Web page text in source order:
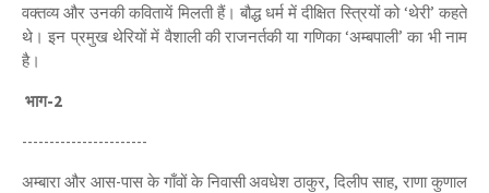
वक्तव्य और उनकी कवितायें मिलती हैं। बौद्ध धर्म में दीक्षित स्त्रियों को ‘थेरी’ कहते
थे। इन प्रमुख थेरियों में वैशाली की राजनर्तकी या गणिका ‘अम्बपाली’ का भी नाम
है।
भाग-2
-----------------------
अम्बारा और आस-पास के गाँवों के निवासी अवधेश ठाकुर, दिलीप साह, राणा कुणाल